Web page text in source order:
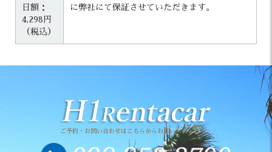
日額：
4,298円
（税込）
に弊社にて保証させていただきます。
ご予約・お問い合わせはこちらからお願いいたします。